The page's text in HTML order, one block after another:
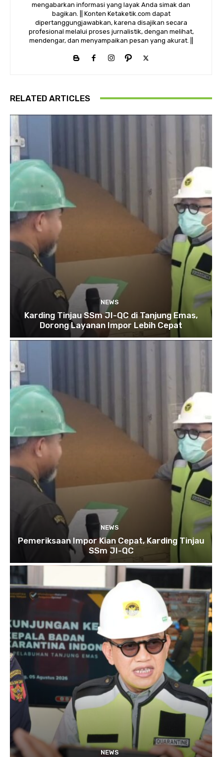
mengabarkan informasi yang layak Anda simak dan
bagikan. || Konten Ketaketik.com dapat
dipertanggungjawabkan, karena disajikan secara
profesional melalui proses jurnalistik, dengan melihat,
mendengar, dan menyampaikan pesan yang akurat. ||
RELATED ARTICLES
NEWS
Karding Tinjau SSm JI-QC di Tanjung Emas,
Dorong Layanan Impor Lebih Cepat
NEWS
Pemeriksaan Impor Kian Cepat, Karding Tinjau
SSm JI-QC
NEWS